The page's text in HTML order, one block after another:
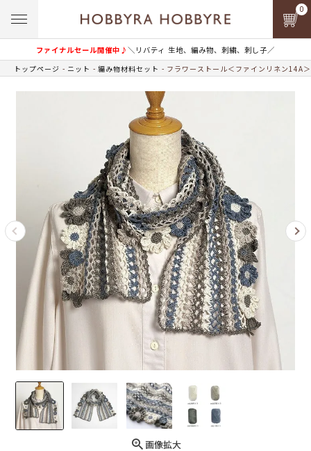
ファイナルセール開催中♪＼リバティ 生地、編み物、刺繍、刺し子／
0
トップページ ニット 編み物材料セット フラワーストール＜ファインリネン14A
画像拡大